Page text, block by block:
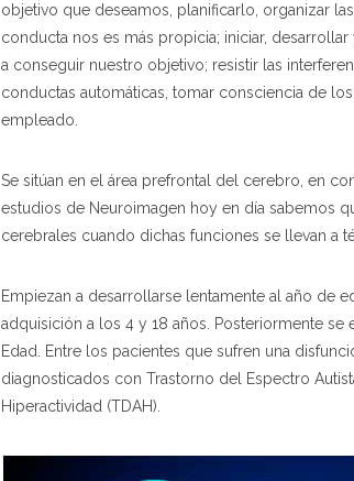
objetivo que deseamos, planificarlo, organizar
conducta nos es más propicia; iniciar,
a conseguir nuestro objetivo; resistir las
conductas automáticas, tomar consciencia de
empleado.
Se sitúan en el área prefrontal del cerebro, en
estudios de Neuroimagen hoy en día sabemos
cerebrales cuando dichas funciones se llevan a
Empiezan a desarrollarse lentamente al año de
adquisición a los 4 y 18 años. Posteriormente
Edad. Entre los pacientes que sufren una
diagnosticados con Trastorno del Espectro
Hiperactividad (TDAH).